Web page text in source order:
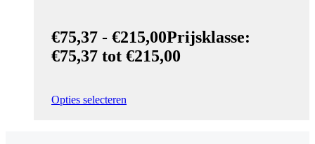
€75,37 - €215,00Prijsklasse:
€75,37 tot €215,00
Opties selecteren